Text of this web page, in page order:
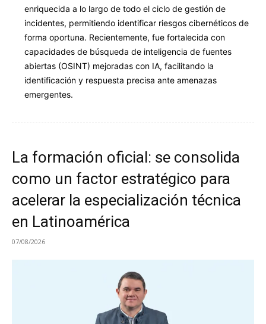
enriquecida a lo largo de todo el ciclo de gestión de
incidentes, permitiendo identificar riesgos cibernéticos de
forma oportuna. Recientemente, fue fortalecida con
capacidades de búsqueda de inteligencia de fuentes
abiertas (OSINT) mejoradas con IA, facilitando la
identificación y respuesta precisa ante amenazas
emergentes.
La formación oficial: se consolida
como un factor estratégico para
acelerar la especialización técnica
en Latinoamérica
07/08/2026